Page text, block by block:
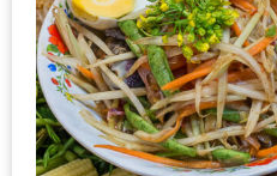
เชียงใหม่
จัด
เต็ม
กับ